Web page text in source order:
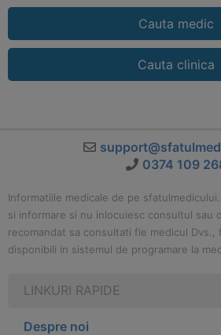
Cauta medic
Cauta clinica
0374 109
Informatiile medicale de pe
si informare si nu inlocuiesc consultul sau
recomandat sa consultati fie medicul Dvs.,
disponibili in sistemul de programare la
LINKURI RAPIDE
Despre noi